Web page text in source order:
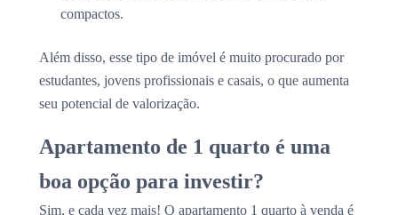
compactos.
Além disso, esse tipo de imóvel é muito procurado por
estudantes, jovens profissionais e casais, o que aumenta
seu potencial de valorização.
Apartamento de 1 quarto é uma
boa opção para investir?
Sim, e cada vez mais! O apartamento 1 quarto à venda é